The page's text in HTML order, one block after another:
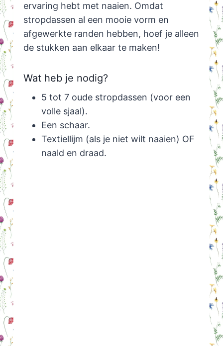
ervaring hebt met naaien. Omdat
stropdassen al een mooie vorm en
afgewerkte randen hebben, hoef je alleen
de stukken aan elkaar te maken!
Wat heb je nodig?
5 tot 7 oude stropdassen (voor een
volle sjaal).
Een schaar.
Textiellijm (als je niet wilt naaien) OF
naald en draad.